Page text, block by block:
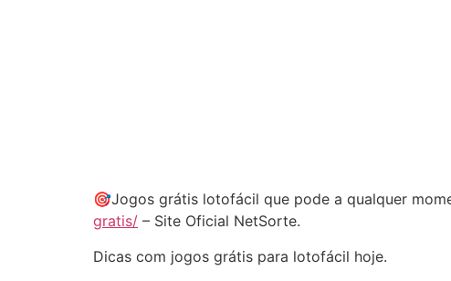
🎯Jogos grátis lotofácil que pode a qualquer
gratis/ – Site Oficial NetSorte.
Dicas com jogos grátis para lotofácil hoje.